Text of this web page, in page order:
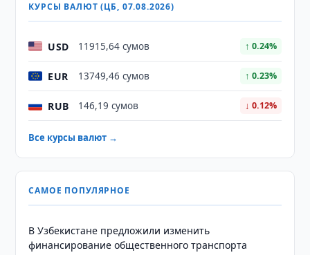
КУРСЫ ВАЛЮТ (ЦБ, 07.08.2026)
USD 11915,64 сумов ↑ 0.24%
EUR 13749,46 сумов ↑ 0.23%
RUB 146,19 сумов ↓ 0.12%
Все курсы валют →
САМОЕ ПОПУЛЯРНОЕ
В Узбекистане предложили изменить
финансирование общественного транспорта